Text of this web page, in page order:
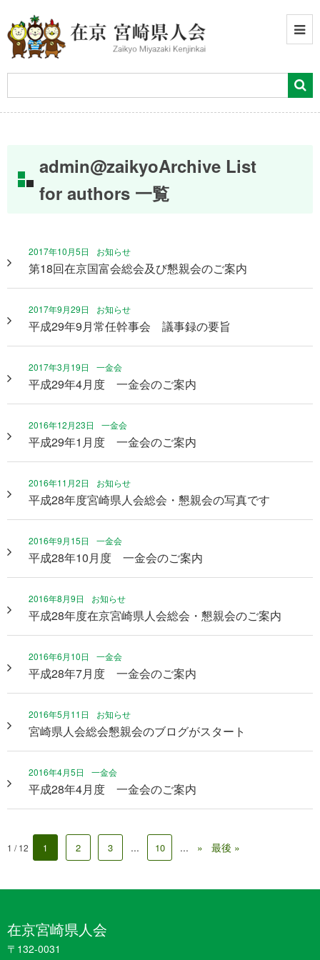
admin@zaikyoArchive List
for authors 一覧
2017年10月5日 お知らせ
第18回在京国富会総会及び懇親会のご案内
2017年9月29日 お知らせ
平成29年9月常任幹事会 議事録の要旨
2017年3月19日 一金会
平成29年4月度 一金会のご案内
2016年12月23日 一金会
平成29年1月度 一金会のご案内
2016年11月2日 お知らせ
平成28年度宮崎県人会総会・懇親会の写真です
2016年9月15日 一金会
平成28年10月度 一金会のご案内
2016年8月9日 お知らせ
平成28年度在京宮崎県人会総会・懇親会のご案内
2016年6月10日 一金会
平成28年7月度 一金会のご案内
2016年5月11日 お知らせ
宮崎県人会総会懇親会のブログがスタート
2016年4月5日 一金会
平成28年4月度 一金会のご案内
1 / 12 1 2 3 ... 10 ... » 最後 »
在京宮崎県人会
〒132-0031